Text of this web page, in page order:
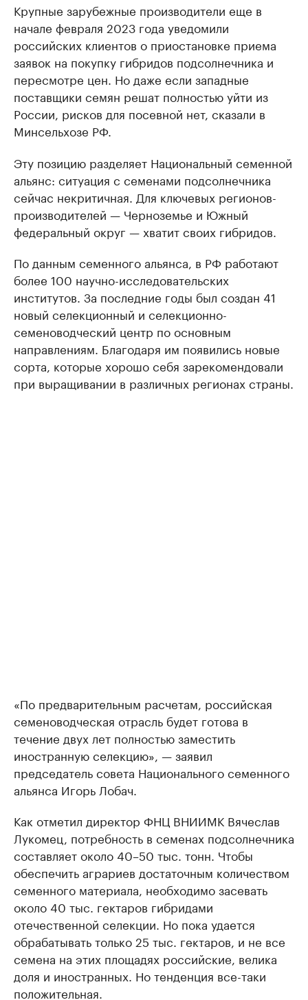
Крупные зарубежные производители еще в
начале февраля 2023 года уведомили
российских клиентов о приостановке приема
заявок на покупку гибридов подсолнечника и
пересмотре цен. Но даже если западные
поставщики семян решат полностью уйти из
России, рисков для посевной нет, сказали в
Минсельхозе РФ.
Эту позицию разделяет Национальный семенной
альянс: ситуация с семенами подсолнечника
сейчас некритичная. Для ключевых регионов-
производителей — Черноземье и Южный
федеральный округ — хватит своих гибридов.
По данным семенного альянса, в РФ работают
более 100 научно-исследовательских
институтов. За последние годы был создан 41
новый селекционный и селекционно-
семеноводческий центр по основным
направлениям. Благодаря им появились новые
сорта, которые хорошо себя зарекомендовали
при выращивании в различных регионах страны.
«По предварительным расчетам, российская
семеноводческая отрасль будет готова в
течение двух лет полностью заместить
иностранную селекцию», — заявил
председатель совета Национального семенного
альянса Игорь Лобач.
Как отметил директор ФНЦ ВНИИМК Вячеслав
Лукомец, потребность в семенах подсолнечника
составляет около 40–50 тыс. тонн. Чтобы
обеспечить аграриев достаточным количеством
семенного материала, необходимо засевать
около 40 тыс. гектаров гибридами
отечественной селекции. Но пока удается
обрабатывать только 25 тыс. гектаров, и не все
семена на этих площадях российские, велика
доля и иностранных. Но тенденция все-таки
положительная.